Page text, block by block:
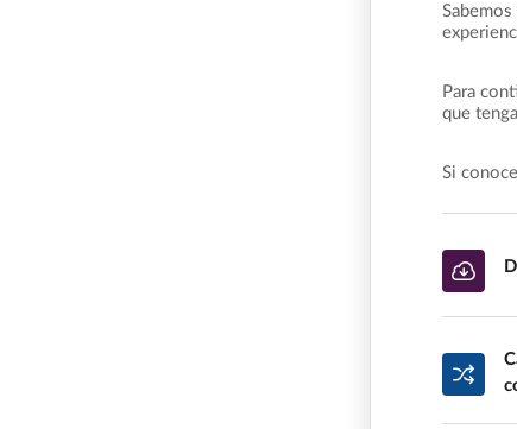
Para
que
Si